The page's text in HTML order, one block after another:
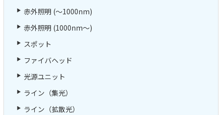
赤外照明 (～1000nm)
赤外照明 (1000nm～)
スポット
ファイバヘッド
光源ユニット
ライン（集光）
ライン（拡散光）